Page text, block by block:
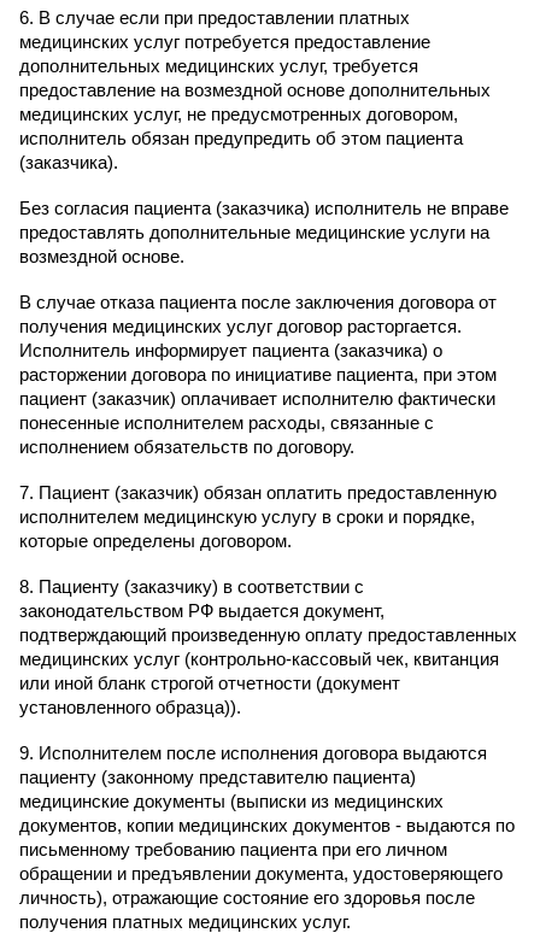
6. В случае если при предоставлении платных
медицинских услуг потребуется предоставление
дополнительных медицинских услуг, требуется
предоставление на возмездной основе дополнительных
медицинских услуг, не предусмотренных договором,
исполнитель обязан предупредить об этом пациента
(заказчика).
Без согласия пациента (заказчика) исполнитель не вправе
предоставлять дополнительные медицинские услуги на
возмездной основе.
В случае отказа пациента после заключения договора от
получения медицинских услуг договор расторгается.
Исполнитель информирует пациента (заказчика) о
расторжении договора по инициативе пациента, при этом
пациент (заказчик) оплачивает исполнителю фактически
понесенные исполнителем расходы, связанные с
исполнением обязательств по договору.
7. Пациент (заказчик) обязан оплатить предоставленную
исполнителем медицинскую услугу в сроки и порядке,
которые определены договором.
8. Пациенту (заказчику) в соответствии с
законодательством РФ выдается документ,
подтверждающий произведенную оплату предоставленных
медицинских услуг (контрольно-кассовый чек, квитанция
или иной бланк строгой отчетности (документ
установленного образца)).
9. Исполнителем после исполнения договора выдаются
пациенту (законному представителю пациента)
медицинские документы (выписки из медицинских
документов, копии медицинских документов - выдаются по
письменному требованию пациента при его личном
обращении и предъявлении документа, удостоверяющего
личность), отражающие состояние его здоровья после
получения платных медицинских услуг.